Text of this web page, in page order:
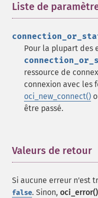
Liste de
Pour la plupart des
ressource de
connexion avec les
oci_new_connect()
être passé.
Valeurs de retour
Si aucune erreur n'est
false. Sinon, oci_error()